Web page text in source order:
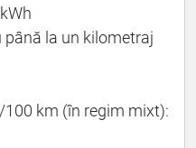
până la un kilometraj
km (în regim mixt):